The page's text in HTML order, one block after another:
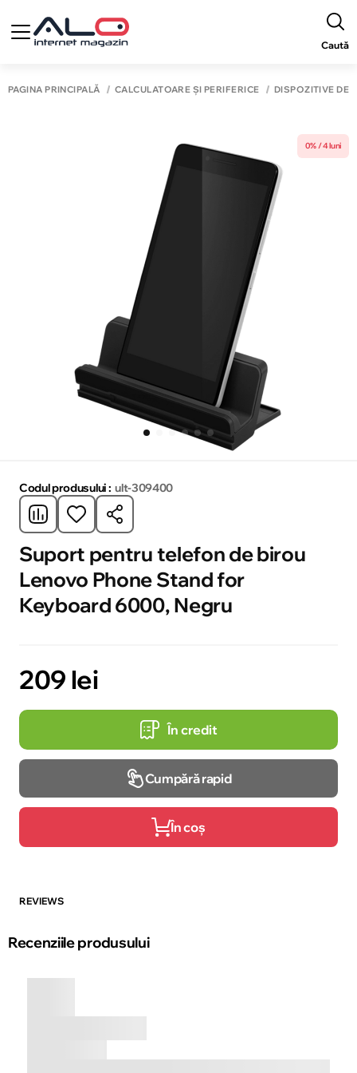
Caută
PAGINA PRINCIPALĂ CALCULATOARE ȘI PERIFERICE DISPOZITIVE DE
0% / 4 luni
Codul produsului : ult-309400
Suport pentru telefon de birou
Lenovo Phone Stand for
Keyboard 6000, Negru
209 lei
În credit
Cumpără rapid
În coș
REVIEWS
Recenziile produsului